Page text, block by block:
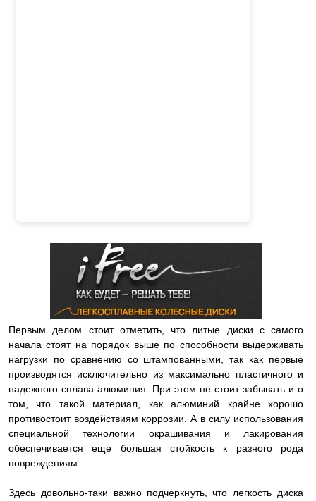
Первым делом стоит отметить, что литые диски с самого
начала стоят на порядок выше по способности выдерживать
нагрузки по сравнению со штампованными, так как первые
производятся исключительно из максимально пластичного и
надежного сплава алюминия. При этом не стоит забывать и о
том, что такой материал, как алюминий крайне хорошо
противостоит воздействиям коррозии. А в силу использования
специальной технологии окрашивания и лакирования
обеспечивается еще большая стойкость к разного рода
повреждениям.
Здесь довольно-таки важно подчеркнуть, что легкость диска